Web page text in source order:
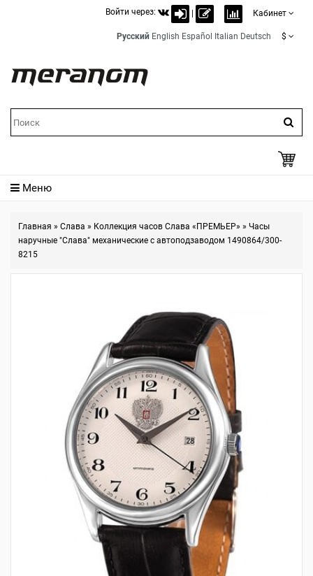
Войти через: Кабинет
Русский English Español Italian Deutsch $
Меню
Главная » Слава » Коллекция часов Слава «ПРЕМЬЕР» » Часы
наручные "Слава" механические с автоподзаводом 1490864/300-
8215